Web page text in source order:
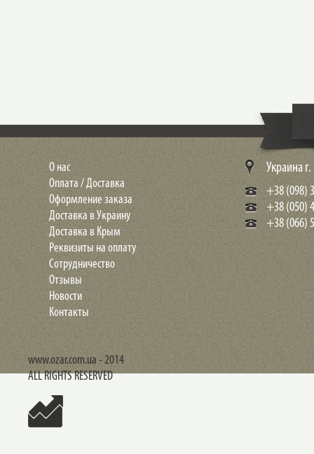
О нас
Оплата / Доставка
Оформление заказа
Доставка в Украину
Доставка в Крым
Реквизиты на оплату
Сотрудничество
Отзывы
Новости
Контакты
Украина
+38 (098)
+38 (050)
+38 (066)
www.ozar.com.ua - 2014
ALL RIGHTS RESERVED